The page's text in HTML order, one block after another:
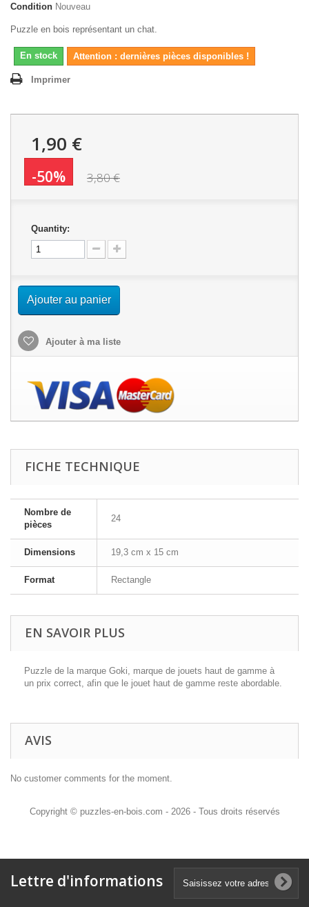
Condition Nouveau
Puzzle en bois représentant un chat.
En stock Attention : dernières pièces disponibles !
Imprimer
1,90 €
-50% 3,80 €
Quantity:
Ajouter au panier
Ajouter à ma liste
FICHE TECHNIQUE
Nombre de
pièces
24
Dimensions 19,3 cm x 15 cm
Format Rectangle
EN SAVOIR PLUS
Puzzle de la marque Goki, marque de jouets haut de gamme à
un prix correct, afin que le jouet haut de gamme reste abordable.
AVIS
No customer comments for the moment.
Copyright © puzzles-en-bois.com - 2026 - Tous droits réservés
Lettre d'informations